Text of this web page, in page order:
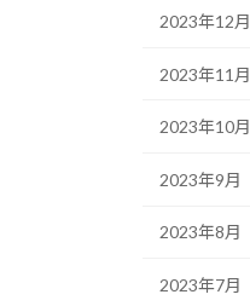
2023年12月
2023年11月
2023年10月
2023年9月
2023年8月
2023年7月